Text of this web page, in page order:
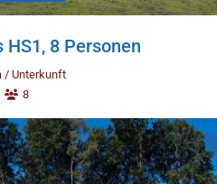
HS1, 8 Personen
/ Unterkunft
8